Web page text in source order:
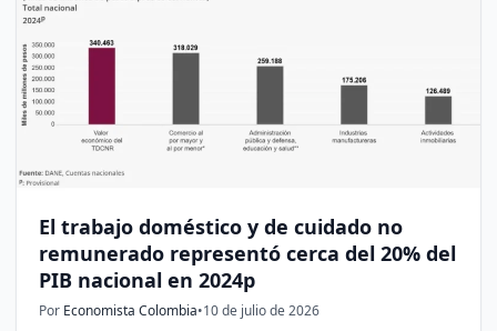
El trabajo doméstico y de cuidado no
remunerado representó cerca del 20% del
PIB nacional en 2024p
Por Economista Colombia•10 de julio de 2026